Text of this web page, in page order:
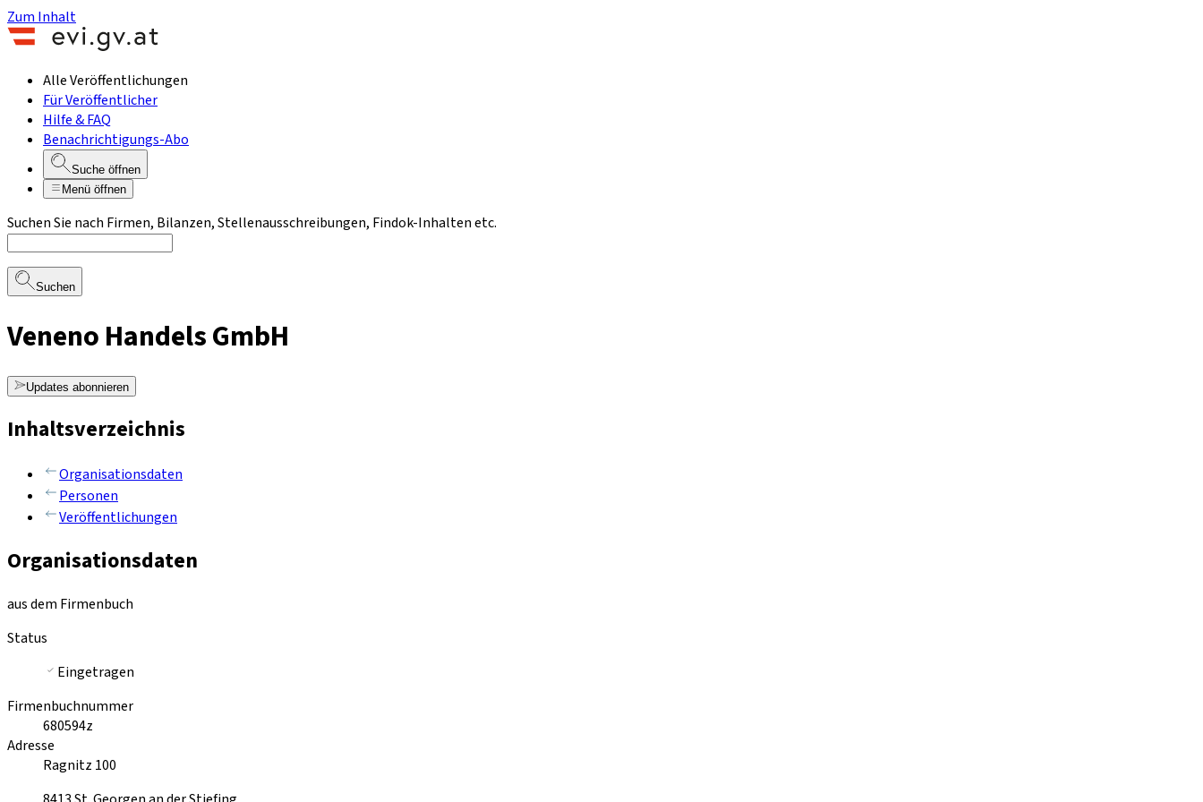
Zum Inhalt
Alle Veröffentlichungen
Für Veröffentlicher
Hilfe & FAQ
Benachrichtigungs-Abo
Suche öffnen
Menü öffnen
Suchen Sie nach Firmen, Bilanzen, Stellenausschreibungen, Findok-Inhalten etc.
Suchen
Veneno Handels GmbH
Updates abonnieren
Inhaltsverzeichnis
Organisationsdaten
Personen
Veröffentlichungen
Organisationsdaten
aus dem Firmenbuch
Status
Eingetragen
Firmenbuchnummer
680594z
Adresse
Ragnitz 100